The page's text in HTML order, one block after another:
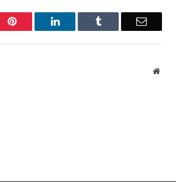
Pinterest LinkedIn Tumblr Email